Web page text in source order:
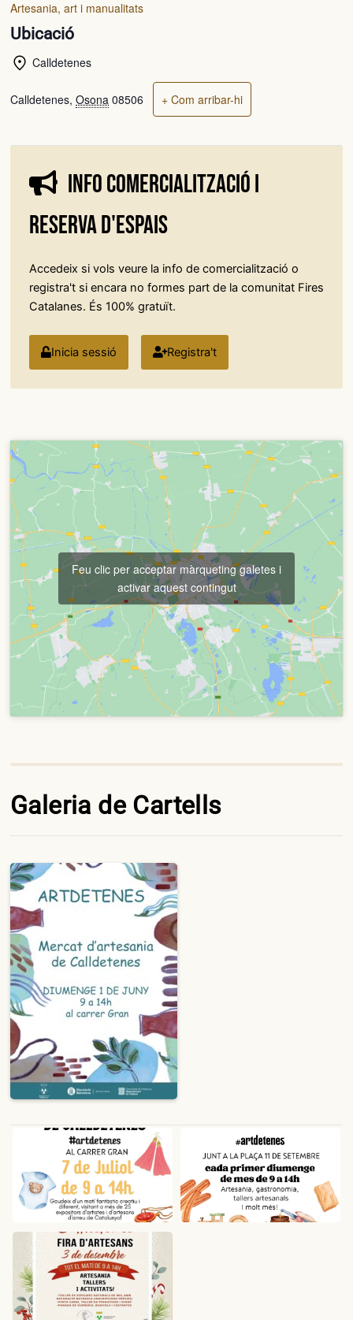
Artesania, art i manualitats
Ubicació
Calldetenes
Calldetenes, Osona 08506 + Com arribar-hi
Info comercialització i
reserva d'espais
Accedeix si vols veure la info de comercialització o
registra't si encara no formes part de la comunitat Fires
Catalanes. És 100% gratuït.
Inicia sessió Registra't
Feu clic per acceptar màrqueting galetes i
activar aquest contingut
Galeria de Cartells